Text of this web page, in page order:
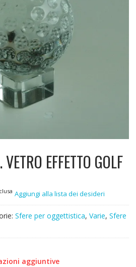
EFFETTO GOLF
Aggiungi alla lista dei desideri
Sfere per oggettistica, Varie, Sfere
aggiuntive